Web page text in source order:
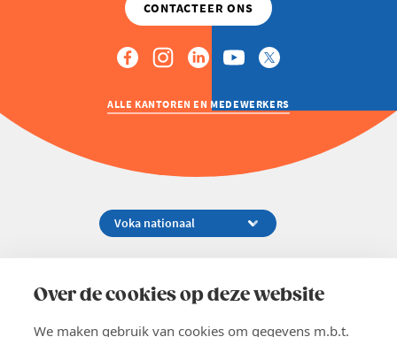
Over de cookies op deze website
We maken gebruik van cookies om gegevens m.b.t.
ALLE KANTOREN EN MEDEWERKERS
02 229 81 11